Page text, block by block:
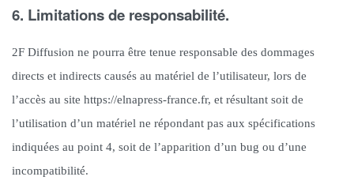
6. Limitations de responsabilité.
2F Diffusion ne pourra être tenue responsable des dommages
directs et indirects causés au matériel de l’utilisateur, lors de
l’accès au site https://elnapress-france.fr, et résultant soit de
l’utilisation d’un matériel ne répondant pas aux spécifications
indiquées au point 4, soit de l’apparition d’un bug ou d’une
incompatibilité.